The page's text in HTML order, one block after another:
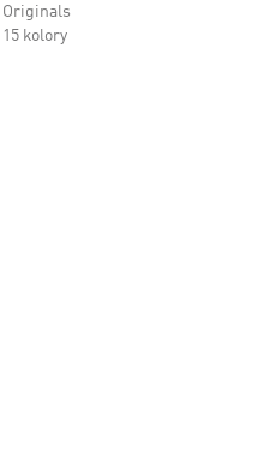
Originals
15 kolory